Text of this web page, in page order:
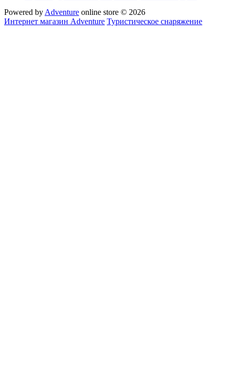
Powered byAdventure online store © 2026
Интернет магазин Adventure Туристическое снаряжение